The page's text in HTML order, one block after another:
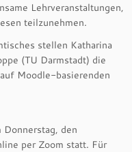
Lehrveranstaltungen,
teilzunehmen.
stellen Katharina
(TU Darmstadt) die
Moodle-basierenden
den
per Zoom statt. Für